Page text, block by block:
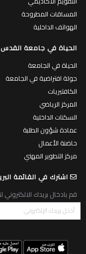
المساقات المطروحة
الهواتف الداخلية
الحياة في جامعة القدس
الحياة في الجامعة
جولة افتراضية في الجامعة
الكافتيريات
المركز الرياضي
السكنات الداخلية
عمادة شؤون الطلبة
حاضنة الأعمال
مركز التطوير المهني
اشترك في القائمة
قم بادخال بريدك الالكتروني